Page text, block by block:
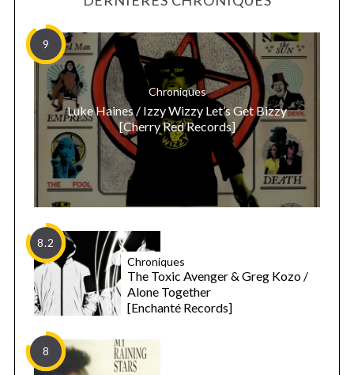
9
Chroniques
Luke Haines / Izzy Wizzy Let’s Get Bizzy
[Cherry Red Records]
8.2
Chroniques
The Toxic Avenger & Greg Kozo /
Alone Together
[Enchanté Records]
8